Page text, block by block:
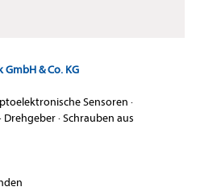
GmbH & Co. KG
Sensoren ·
· Drehgeber·Schrauben aus